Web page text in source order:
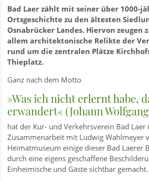
Bad Laer zählt mit seiner über 1000-
Ortsgeschichte zu den ältesten
Osnabrücker Landes. Hiervon zeugen
allem architektonische Relikte der
rund um die zentralen Plätze
Thieplatz.
Ganz nach dem Motto
»Was ich nicht erlernt habe,
erwandert« (Johann
hat der Kur- und Verkehrsverein Bad Laer
Zusammenarbeit mit Ludwig Wahlmeyer
Heimatmuseum einige dieser Bad Laerer
durch eine eigens geschaffene
Einheimische und Gäste sichtbar gemacht.